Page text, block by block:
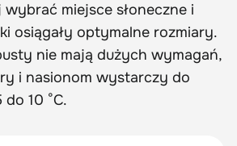
miejsce słoneczne i
osiągały optymalne rozmiary.
nie mają dużych wymagań,
i nasionom wystarczy do
10 °C.